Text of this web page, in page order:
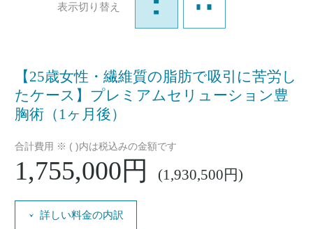
表示切り替え
【25歳女性・繊維質の脂肪で吸引に苦労し
たケース】プレミアムセリューション豊
胸術（1ヶ月後）
合計費用 ※ ( )内は税込みの金額です
1,755,000円 (1,930,500円)
詳しい料金の内訳